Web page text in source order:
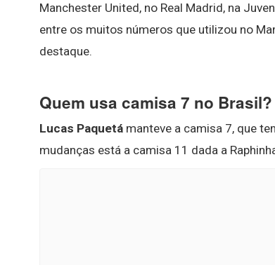
Manchester United, no Real Madrid, na
entre os muitos números que utilizou no
destaque.
Quem usa camisa 7 no Brasil?
Lucas Paquetá manteve a camisa 7, que
mudanças está a camisa 11 dada a